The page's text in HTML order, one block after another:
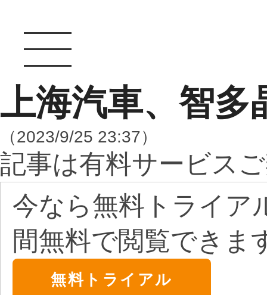
上海汽車、智多
（2023/9/25 23:37）
記事は有料サービス
今なら無料トライア
間無料で閲覧できま
無料トライアル